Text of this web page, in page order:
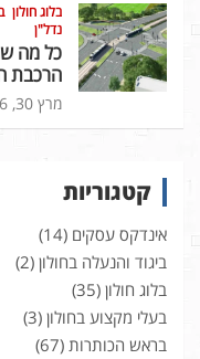
בלוג חולון
נדל"ן
כל מה
הרכבת
מרץ 30, 2016
קטגוריות
אינדקס עסקים (14)
ביגוד והנעלה בחולון (2)
בלוג חולון (35)
בעלי מקצוע בחולון (3)
בראש הכותרות (67)